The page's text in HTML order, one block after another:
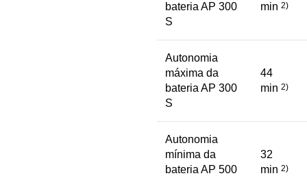
bateria AP 300
S
min 2)
Autonomia
máxima da
bateria AP 300
S
44
min 2)
Autonomia
mínima da
bateria AP 500
32
min 2)